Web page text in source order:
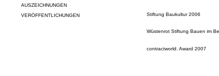
AUSZEICHNUNGEN
VERÖFFENTLICHUNGEN
Stiftung Baukultur 2006
Wüstenrot Stiftung Bauen im
contractworld. Award 2007